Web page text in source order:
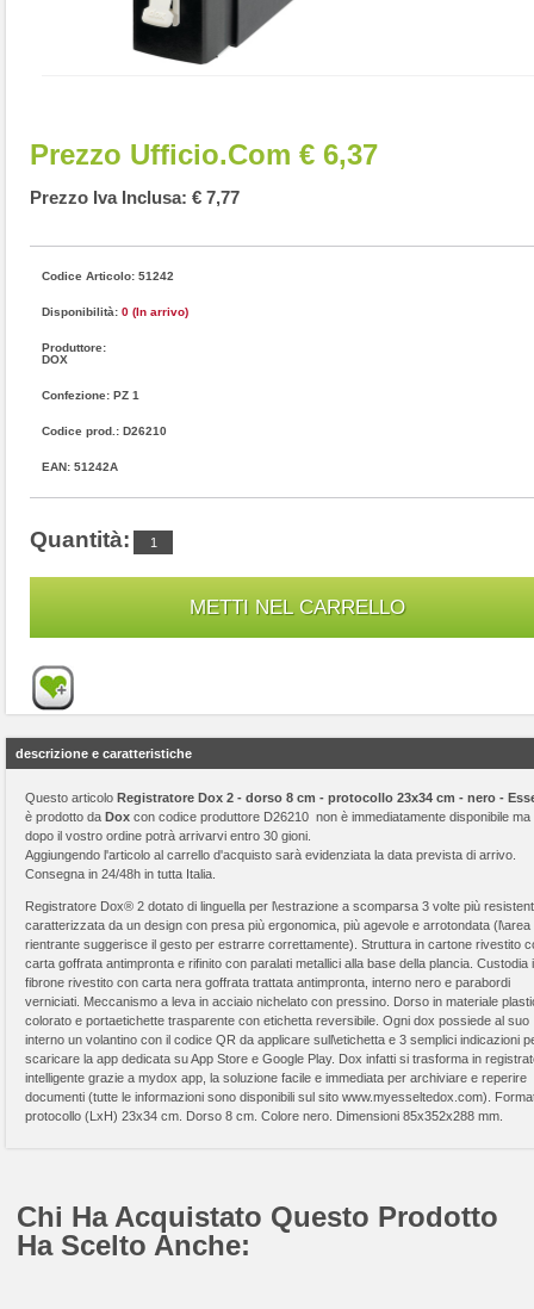
Prezzo Ufficio.com € 6,37
Prezzo Iva Inclusa: € 7,77
Codice Articolo: 51242
Disponibilità: 0 (In arrivo)
Produttore:
DOX
Confezione: PZ 1
Codice prod.: D26210
EAN: 51242A
Quantità:
descrizione e caratteristiche
Questo articolo Registratore Dox 2 - dorso 8 cm - protocollo 23x34 cm - nero -
è prodotto da Dox con codice produttore D26210 non è immediatamente disponibile ma
dopo il vostro ordine potrà arrivarvi entro 30 gioni.
Aggiungendo l'articolo al carrello d'acquisto sarà evidenziata la data prevista di arrivo.
Consegna in 24/48h in tutta Italia.
Registratore Dox® 2 dotato di linguella per l\estrazione a scomparsa 3 volte più
caratterizzata da un design con presa più ergonomica, più agevole e arrotondata (l\area
rientrante suggerisce il gesto per estrarre correttamente). Struttura in cartone rivestito
carta goffrata antimpronta e rifinito con paralati metallici alla base della plancia. Custodia
fibrone rivestito con carta nera goffrata trattata antimpronta, interno nero e parabordi
verniciati. Meccanismo a leva in acciaio nichelato con pressino. Dorso in materiale
colorato e portaetichette trasparente con etichetta reversibile. Ogni dox possiede al suo
interno un volantino con il codice QR da applicare sull\etichetta e 3 semplici indicazioni
scaricare la app dedicata su App Store e Google Play. Dox infatti si trasforma in
intelligente grazie a mydox app, la soluzione facile e immediata per archiviare e reperire
documenti (tutte le informazioni sono disponibili sul sito www.myesseltedox.com).
protocollo (LxH) 23x34 cm. Dorso 8 cm. Colore nero. Dimensioni 85x352x288 mm.
Chi Ha Acquistato Questo Prodotto
Ha Scelto Anche: